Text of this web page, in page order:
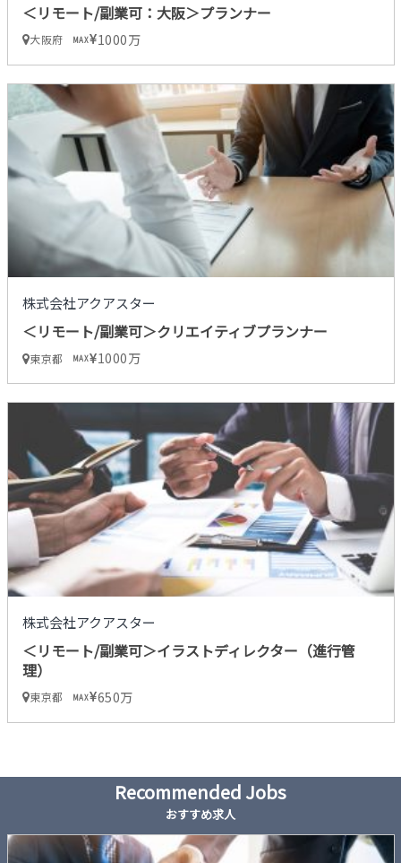
＜リモート/副業可：大阪＞プランナー
大阪府 MAX 1000万
株式会社アクアスター
＜リモート/副業可＞クリエイティブプランナー
東京都 MAX 1000万
株式会社アクアスター
＜リモート/副業可＞イラストディレクター（進行管
理）
東京都 MAX 650万
Recommended Jobs
おすすめ求人